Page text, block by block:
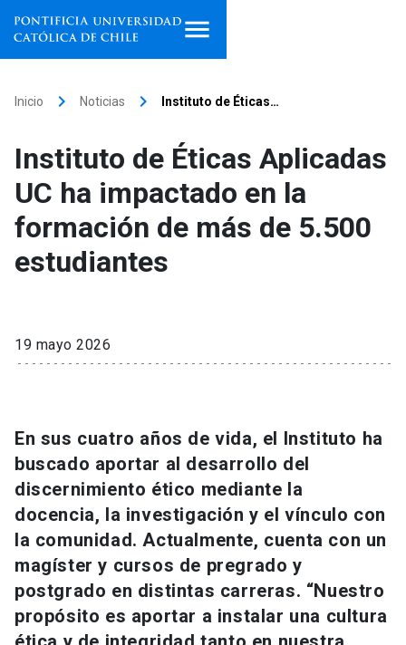
Facultades, escuelas e
institutos
Investigación
Información para keyboard_arrow_down
Futuros estudiantes
Estudiantes
Académicos
Go to english site launch
ACCESOS DIRECTOS
Admisión launch
Mi Cuenta UC
Inicio keyboard_arrow_right Noticias keyboard_arrow_right Instituto de Éticas…
Instituto de Éticas Aplicadas
UC ha impactado en la
formación de más de 5.500
estudiantes
19 mayo 2026
En sus cuatro años de vida, el Instituto ha
buscado aportar al desarrollo del
discernimiento ético mediante la
docencia, la investigación y el vínculo con
la comunidad. Actualmente, cuenta con un
magíster y cursos de pregrado y
postgrado en distintas carreras. “Nuestro
propósito es aportar a instalar una cultura